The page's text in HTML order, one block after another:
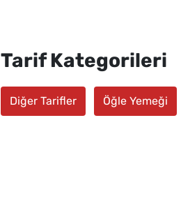
Tarif Kategorileri
Diğer Tarifler Öğle Yemeği